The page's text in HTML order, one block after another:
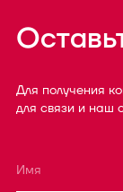
Для получения
для связи и наш